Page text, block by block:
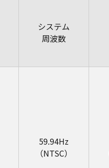
システム
周波数
59.94Hz
（NTSC）